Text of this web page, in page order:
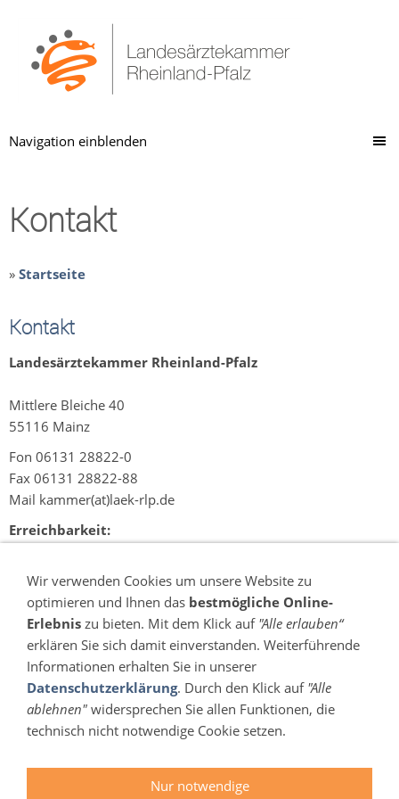
Navigation einblenden
Kontakt
» Startseite
Kontakt
Landesärztekammer Rheinland-Pfalz
Mittlere Bleiche 40
55116 Mainz
Fon 06131 28822-0
Fax 06131 28822-88
Mail kammer(at)laek-rlp.de
Erreichbarkeit:
Fr 08:00 Uhr bis 12:30 Uhr
Wir verwenden Cookies um unsere Website zu
optimieren und Ihnen das bestmögliche Online-
Erlebnis zu bieten. Mit dem Klick auf "Alle erlauben“
erklären Sie sich damit einverstanden. Weiterführende
Informationen erhalten Sie in unserer
Datenschutzerklärung. Durch den Klick auf "Alle
ablehnen" widersprechen Sie allen Funktionen, die
technisch nicht notwendige Cookie setzen.
Nur notwendige